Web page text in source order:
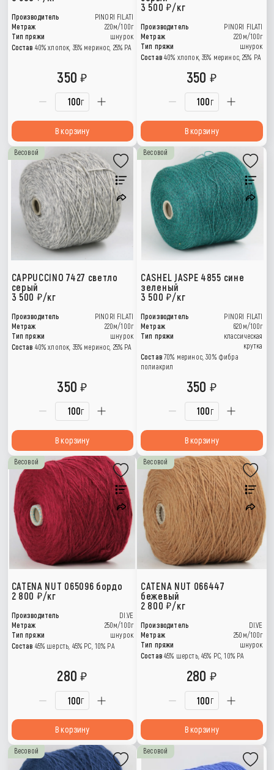
Производитель
PINORI FILATI
Метраж
220м/100г
Тип пряжи
шнурок
Состав 40% хлопок, 35% меринос, 25% PA
г
350
В корзину
3 500 /кг
Производитель
PINORI FILATI
Метраж
220м/100г
Тип пряжи
шнурок
Состав 40% хлопок, 35% меринос, 25% PA
г
350
В корзину
Весовой
CAPPUCCINO 7427 светло
серый
3 500
/кг
Производитель
PINORI FILATI
Метраж
220м/100г
Тип пряжи
шнурок
Состав 40% хлопок, 35% меринос, 25% PA
г
350
В корзину
Весовой
CASHEL JASPE 4855 сине
зеленый
3 500 /кг
Производитель
PINORI FILATI
Метраж
620м/100г
Тип пряжи
классическая
крутка
Состав 70% меринос, 30% фибра
полиакрил
г
350
В корзину
Весовой
CATENA NUT 065096 бордо
2 800
/кг
Производитель
DI.VE
Метраж
250м/100г
Тип пряжи
шнурок
Состав 45% шерсть, 45% РС, 10% РА
г
280
В корзину
Весовой
CATENA NUT 066447
бежевый
2 800 /кг
Производитель
DI.VE
Метраж
250м/100г
Тип пряжи
шнурок
Состав 45% шерсть, 45% РС, 10% РА
г
280
В корзину
Весовой Весовой